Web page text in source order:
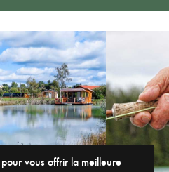
vous offrir la meilleure